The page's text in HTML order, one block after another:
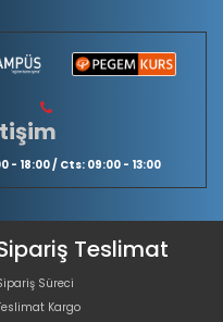
18:00 / Cts: 09:00 - 13:00
Teslimat
Süreci
Kargo